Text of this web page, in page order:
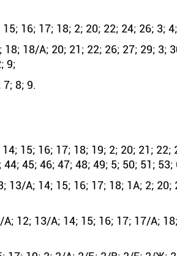
16; 17; 18; 2; 20; 22; 24; 26; 3;
18/А; 20; 21; 22; 26; 27; 29; 3;
9;
8; 9.
15; 16; 17; 18; 19; 2; 20; 21;
45; 46; 47; 48; 49; 5; 50; 51; 53;
13/А; 14; 15; 16; 17; 18; 1А; 2; 20;
12; 13/А; 14; 15; 16; 17; 17/А;